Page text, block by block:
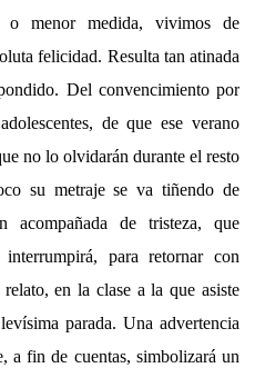
o menor medida, vivimos de
felicidad. Resulta tan atinada
Del convencimiento por
de que ese verano
no lo olvidarán durante el resto
su metraje se va tiñendo de
acompañada de tristeza, que
para retornar con
en la clase a la que asiste
parada. Una advertencia
a fin de cuentas, simbolizará un